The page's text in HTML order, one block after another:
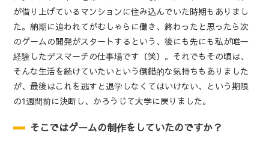
が借り上げているマンションに住み込んでいた時期もありまし
た。納期に追われてがむしゃらに働き、終わったと思ったら次
のゲームの開発がスタートするという、後にも先にも私が唯一
経験したデスマーチの仕事場です（笑）。それでもその頃は、
そんな生活を続けていたいという倒錯的な気持ちもありました
が、最後はこれを逃すと退学しなくてはいけない、という期限
の1週間前に決断し、かろうじて大学に戻りました。
そこではゲームの制作をしていたのですか？